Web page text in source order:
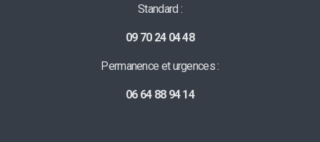
Standard :
09 70 24 04 48
Permanence et urgences :
06 64 88 94 14